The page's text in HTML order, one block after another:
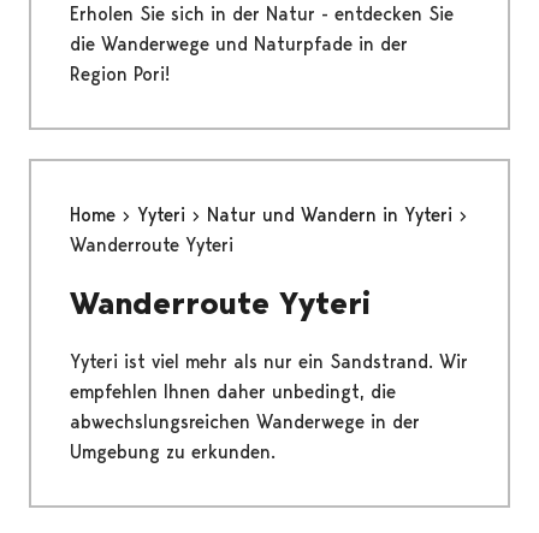
Erholen Sie sich in der Natur - entdecken Sie
die Wanderwege und Naturpfade in der
Region Pori!
Home Yyteri
Natur und Wandern in Yyteri
Wanderroute Yyteri
Wanderroute Yyteri
Yyteri ist viel mehr als nur ein Sandstrand. Wir
empfehlen Ihnen daher unbedingt, die
abwechslungsreichen Wanderwege in der
Umgebung zu erkunden.